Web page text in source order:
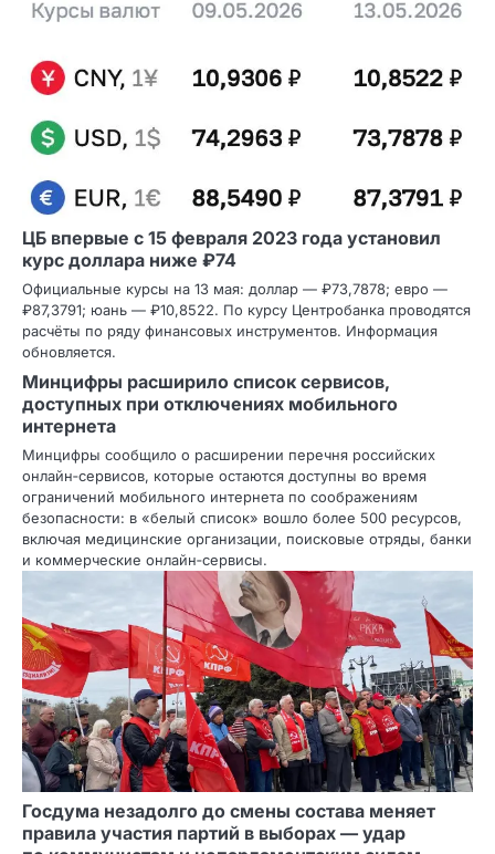
ЦБ впервые с 15 февраля 2023 года установил
курс доллара ниже ₽74
Официальные курсы на 13 мая: доллар — ₽73,7878; евро —
₽87,3791; юань — ₽10,8522. По курсу Центробанка проводятся
расчёты по ряду финансовых инструментов. Информация
обновляется.
Минцифры расширило список сервисов,
доступных при отключениях мобильного
интернета
Минцифры сообщило о расширении перечня российских
онлайн‑сервисов, которые остаются доступны во время
ограничений мобильного интернета по соображениям
безопасности: в «белый список» вошло более 500 ресурсов,
включая медицинские организации, поисковые отряды, банки
и коммерческие онлайн‑сервисы.
Госдума незадолго до смены состава меняет
правила участия партий в выборах — удар